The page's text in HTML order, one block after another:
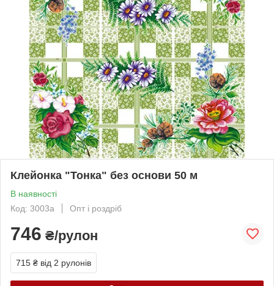
Клейонка "Тонка" без основи 50 м
В наявності
Код: 3003a
Опт і роздріб
746 ₴/рулон
715 ₴ від 2 рулонів